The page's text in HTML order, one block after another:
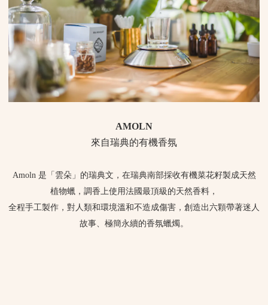
AMOLN
來自瑞典的有機香氛
Amoln 是「雲朵」的瑞典文，在瑞典南部採收有機菜花籽製成天然
植物蠟，調香上使用法國最頂級的天然香料，
全程手工製作，對人類和環境溫和不造成傷害，創造出六顆帶著迷人
故事、極簡永續的香氛蠟燭。